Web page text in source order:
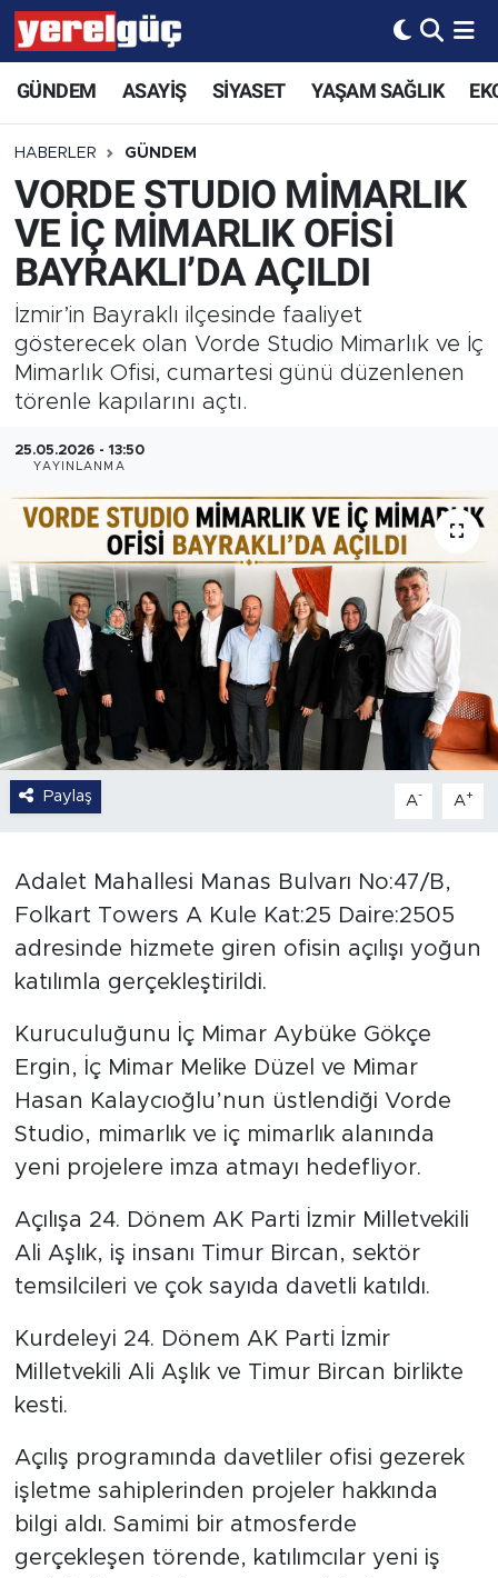
GÜNDEM ASAYİŞ SİYASET YAŞAM SAĞLIK
HABERLER GÜNDEM
VORDE STUDIO MİMARLIK
VE İÇ MİMARLIK OFİSİ
BAYRAKLI’DA AÇILDI
İzmir’in Bayraklı ilçesinde faaliyet
gösterecek olan Vorde Studio Mimarlık ve İç
Mimarlık Ofisi, cumartesi günü düzenlenen
törenle kapılarını açtı.
25.05.2026 - 13:50
YAYINLANMA
Paylaş A- A+
Adalet Mahallesi Manas Bulvarı No:47/B,
Folkart Towers A Kule Kat:25 Daire:2505
adresinde hizmete giren ofisin açılışı yoğun
katılımla gerçekleştirildi.
Kuruculuğunu İç Mimar Aybüke Gökçe
Ergin, İç Mimar Melike Düzel ve Mimar
Hasan Kalaycıoğlu’nun üstlendiği Vorde
Studio, mimarlık ve iç mimarlık alanında
yeni projelere imza atmayı hedefliyor.
Açılışa 24. Dönem AK Parti İzmir Milletvekili
Ali Aşlık, iş insanı Timur Bircan, sektör
temsilcileri ve çok sayıda davetli katıldı.
Kurdeleyi 24. Dönem AK Parti İzmir
Milletvekili Ali Aşlık ve Timur Bircan birlikte
kesti.
Açılış programında davetliler ofisi gezerek
işletme sahiplerinden projeler hakkında
bilgi aldı. Samimi bir atmosferde
gerçekleşen törende, katılımcılar yeni iş